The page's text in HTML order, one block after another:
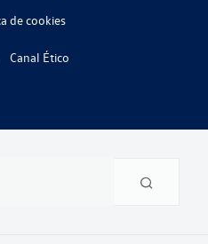
de cookies
Canal Ético